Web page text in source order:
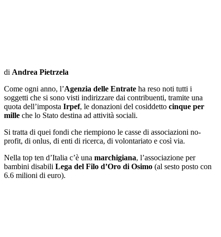
di Andrea Pietrzela
Come ogni anno, l’Agenzia delle Entrate ha reso noti tutti i
soggetti che si sono visti indirizzare dai contribuenti, tramite una
quota dell’imposta Irpef, le donazioni del cosiddetto cinque per
mille che lo Stato destina ad attività sociali.
Si tratta di quei fondi che riempiono le casse di associazioni no-
profit, di onlus, di enti di ricerca, di volontariato e così via.
Nella top ten d’Italia c’è una marchigiana, l’associazione per
bambini disabili Lega del Filo d’Oro di Osimo (al sesto posto con
6.6 milioni di euro).